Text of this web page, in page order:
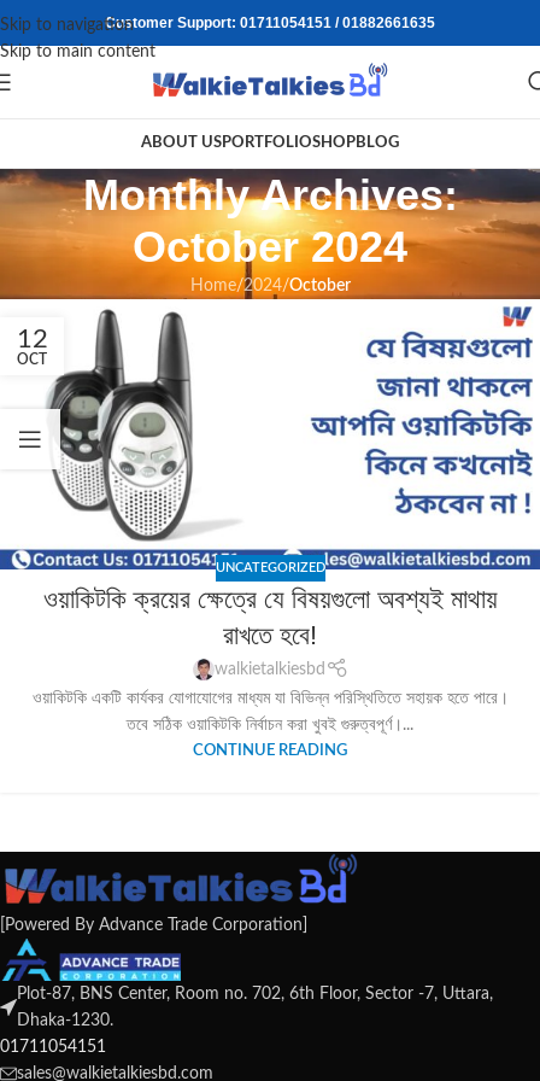
Skip to navigation
Skip to main content
Customer Support: 01711054151 / 01882661635
ABOUT USPORTFOLIOSHOPBLOG
Monthly Archives:
October 2024
Home/2024/October
12
OCT
UNCATEGORIZED
ওয়াকিটকি ক্রয়ের ক্ষেত্রে যে বিষয়গুলো অবশ্যই মাথায়
রাখতে হবে!
walkietalkiesbd
ওয়াকিটকি একটি কার্যকর যোগাযোগের মাধ্যম যা বিভিন্ন পরিস্থিতিতে সহায়ক হতে পারে।
তবে সঠিক ওয়াকিটকি নির্বাচন করা খুবই গুরুত্বপূর্ণ।...
CONTINUE READING
[Powered By Advance Trade Corporation]
Plot-87, BNS Center, Room no. 702, 6th Floor, Sector -7, Uttara,
Dhaka-1230.
01711054151
sales@walkietalkiesbd.com